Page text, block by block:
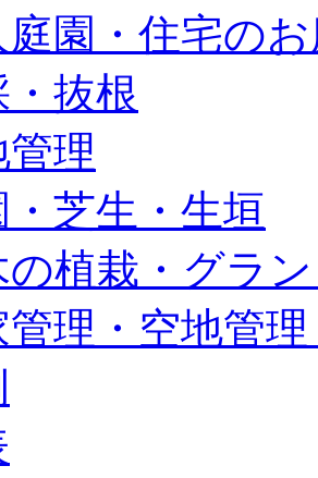
庭園・住宅の
抜根
理
・芝生・生垣
の植栽・グラ
管理・空地管